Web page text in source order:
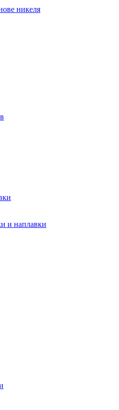
никеля
и наплавки